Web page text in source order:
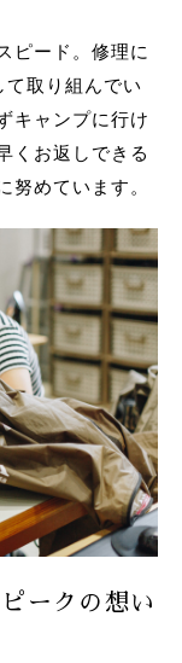
ピード。修理に
取り組んでい
キャンプに行け
くお返しできる
努めています。
ークの想い